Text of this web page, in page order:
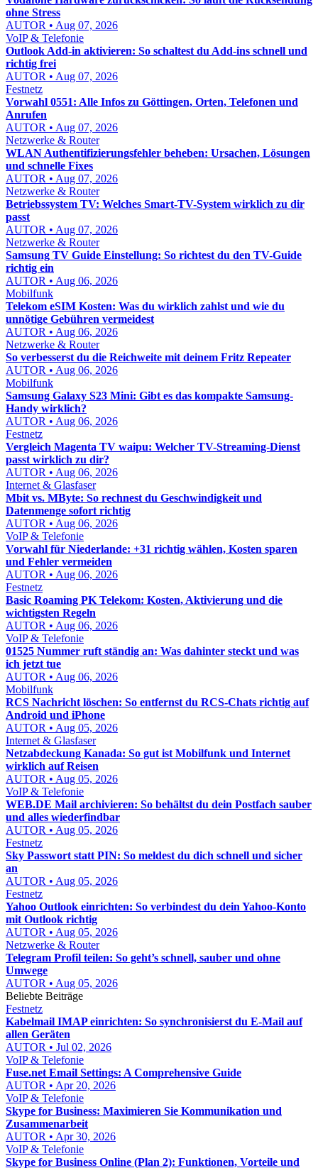
ohne Stress
AUTOR • Aug 07, 2026
VoIP & Telefonie
Outlook Add-in aktivieren: So schaltest du Add-ins schnell und
richtig frei
AUTOR • Aug 07, 2026
Festnetz
Vorwahl 0551: Alle Infos zu Göttingen, Orten, Telefonen und
Anrufen
AUTOR • Aug 07, 2026
Netzwerke & Router
WLAN Authentifizierungsfehler beheben: Ursachen, Lösungen
und schnelle Fixes
AUTOR • Aug 07, 2026
Netzwerke & Router
Betriebssystem TV: Welches Smart-TV-System wirklich zu dir
passt
AUTOR • Aug 07, 2026
Netzwerke & Router
Samsung TV Guide Einstellung: So richtest du den TV-Guide
richtig ein
AUTOR • Aug 06, 2026
Mobilfunk
Telekom eSIM Kosten: Was du wirklich zahlst und wie du
unnötige Gebühren vermeidest
AUTOR • Aug 06, 2026
Netzwerke & Router
So verbesserst du die Reichweite mit deinem Fritz Repeater
AUTOR • Aug 06, 2026
Mobilfunk
Samsung Galaxy S23 Mini: Gibt es das kompakte Samsung-
Handy wirklich?
AUTOR • Aug 06, 2026
Festnetz
Vergleich Magenta TV waipu: Welcher TV-Streaming-Dienst
passt wirklich zu dir?
AUTOR • Aug 06, 2026
Internet & Glasfaser
Mbit vs. MByte: So rechnest du Geschwindigkeit und
Datenmenge sofort richtig
AUTOR • Aug 06, 2026
VoIP & Telefonie
Vorwahl für Niederlande: +31 richtig wählen, Kosten sparen
und Fehler vermeiden
AUTOR • Aug 06, 2026
Festnetz
Basic Roaming PK Telekom: Kosten, Aktivierung und die
wichtigsten Regeln
AUTOR • Aug 06, 2026
VoIP & Telefonie
01525 Nummer ruft ständig an: Was dahinter steckt und was
ich jetzt tue
AUTOR • Aug 06, 2026
Mobilfunk
RCS Nachricht löschen: So entfernst du RCS-Chats richtig auf
Android und iPhone
AUTOR • Aug 05, 2026
Internet & Glasfaser
Netzabdeckung Kanada: So gut ist Mobilfunk und Internet
wirklich auf Reisen
AUTOR • Aug 05, 2026
VoIP & Telefonie
WEB.DE Mail archivieren: So behältst du dein Postfach sauber
und alles wiederfindbar
AUTOR • Aug 05, 2026
Festnetz
Sky Passwort statt PIN: So meldest du dich schnell und sicher
an
AUTOR • Aug 05, 2026
Festnetz
Yahoo Outlook einrichten: So verbindest du dein Yahoo-Konto
mit Outlook richtig
AUTOR • Aug 05, 2026
Netzwerke & Router
Telegram Profil teilen: So geht’s schnell, sauber und ohne
Umwege
AUTOR • Aug 05, 2026
Beliebte Beiträge
Festnetz
Kabelmail IMAP einrichten: So synchronisierst du E-Mail auf
allen Geräten
AUTOR • Jul 02, 2026
VoIP & Telefonie
Fuse.net Email Settings: A Comprehensive Guide
AUTOR • Apr 20, 2026
VoIP & Telefonie
Skype for Business: Maximieren Sie Kommunikation und
Zusammenarbeit
AUTOR • Apr 30, 2026
VoIP & Telefonie
Skype for Business Online (Plan 2): Funktionen, Vorteile und